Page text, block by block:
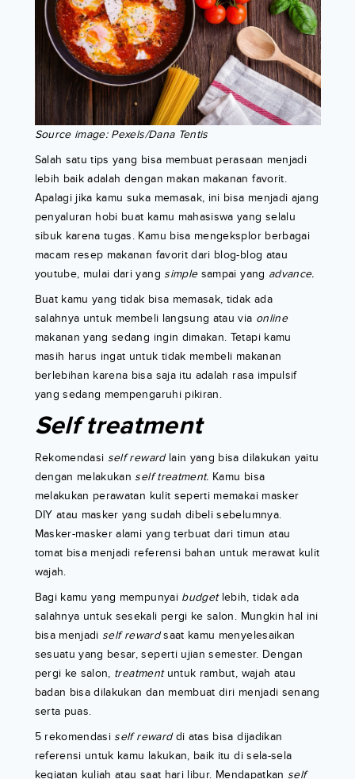
Source image: Pexels/Dana Tentis
Salah satu tips yang bisa membuat perasaan menjadi
lebih baik adalah dengan makan makanan favorit.
Apalagi jika kamu suka memasak, ini bisa menjadi ajang
penyaluran hobi buat kamu mahasiswa yang selalu
sibuk karena tugas. Kamu bisa mengeksplor berbagai
macam resep makanan favorit dari blog-blog atau
youtube, mulai dari yang simplesampai yang advance.
Buat kamu yang tidak bisa memasak, tidak ada
salahnya untuk membeli langsung atau via online
makanan yang sedang ingin dimakan. Tetapi kamu
masih harus ingat untuk tidak membeli makanan
berlebihan karena bisa saja itu adalah rasa impulsif
yang sedang mempengaruhi pikiran.
Self treatment
Rekomendasi self rewardlain yang bisa dilakukan yaitu
dengan melakukan self treatment. Kamu bisa
melakukan perawatan kulit seperti memakai masker
DIY atau masker yang sudah dibeli sebelumnya.
Masker-masker alami yang terbuat dari timun atau
tomat bisa menjadi referensi bahan untuk merawat kulit
wajah.
Bagi kamu yang mempunyai budgetlebih, tidak ada
salahnya untuk sesekali pergi ke salon. Mungkin hal ini
bisa menjadi self rewardsaat kamu menyelesaikan
sesuatu yang besar, seperti ujian semester. Dengan
pergi ke salon, treatmentuntuk rambut, wajah atau
badan bisa dilakukan dan membuat diri menjadi senang
serta puas.
5 rekomendasi self rewarddi atas bisa dijadikan
referensi untuk kamu lakukan, baik itu di sela-sela
kegiatan kuliah atau saat hari libur. Mendapatkan self